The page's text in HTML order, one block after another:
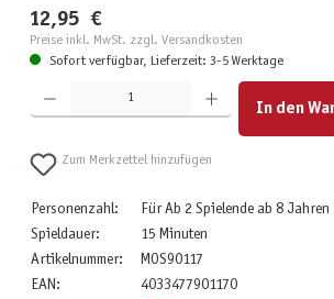
12,95 €
Preise inkl. MwSt. zzgl. Versandkosten
Sofort verfügbar, Lieferzeit: 3-5 Werktage
Produkt Anzahl: Gib den gewünschten Wert ein oder benutze die
In den
Zum Merkzettel hinzufügen
Personenzahl:
Für Ab 2 Spielende ab 8 Jahren
Spieldauer:
15 Minuten
Artikelnummer:
MOS90117
EAN:
4033477901170